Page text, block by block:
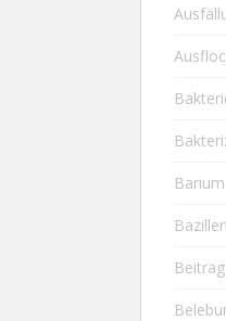
Barium
Bazillen
Beitrag